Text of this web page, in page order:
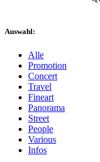
Auswahl:
Alle
Promotion
Concert
Travel
Fineart
Panorama
Street
People
Various
Infos